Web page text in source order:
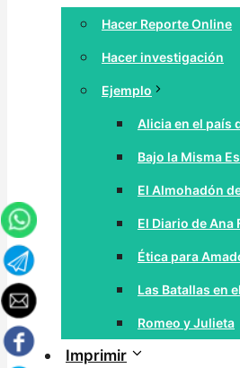
Hacer Reporte Online
Hacer investigación
Ejemplo
Alicia en el país
Bajo la Misma
El Almohadón
El Diario de Ana
Ética para
Las Batallas en
Romeo y Julieta
Imprimir